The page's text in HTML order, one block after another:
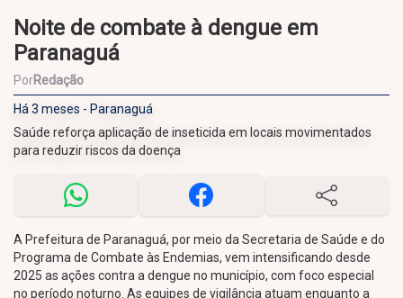
Noite de combate à dengue em
Paranaguá
PorRedação
Há 3 meses - Paranaguá
Saúde reforça aplicação de inseticida em locais movimentados
para reduzir riscos da doença
A Prefeitura de Paranaguá, por meio da Secretaria de Saúde e do
Programa de Combate às Endemias, vem intensificando desde
2025 as ações contra a dengue no município, com foco especial
no período noturno. As equipes de vigilância atuam enquanto a